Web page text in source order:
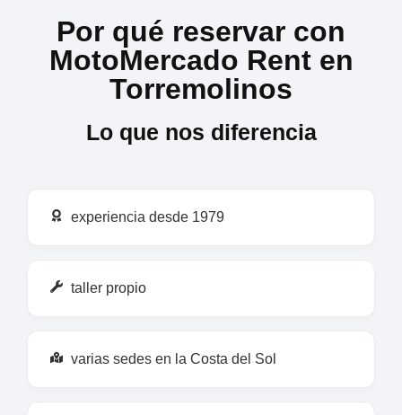
Por qué reservar con
MotoMercado Rent en
Torremolinos
Lo que nos diferencia
experiencia desde 1979
taller propio
varias sedes en la Costa del Sol